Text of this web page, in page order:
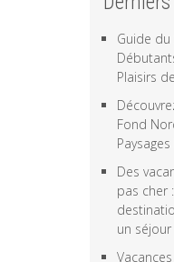
Guide
Plaisirs
Fond
Des
pas cher
un